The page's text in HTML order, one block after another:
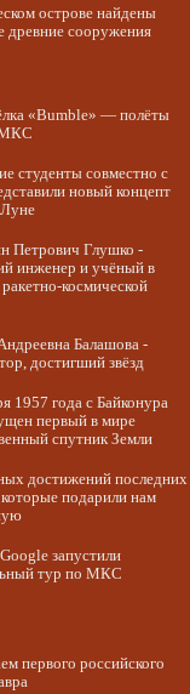
острове найдены
древние сооружения
«Bumble» — полёты
МКС
студенты совместно с
новый концепт
Петрович Глушко -
инженер и учёный в
космической
Балашова -
достигший звёзд
1957 года с Байконура
первый в мире
спутник Земли
достижений последних
которые подарили нам
запустили
тур по МКС
первого российского